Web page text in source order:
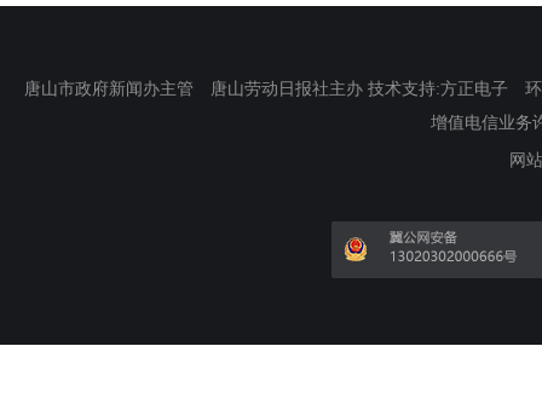
唐山市政府新闻办主管 唐山劳动日报社主办 技术支持:方正电子
增值电信业务
网